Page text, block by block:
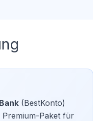
(BestKonto)
Premium-Paket für